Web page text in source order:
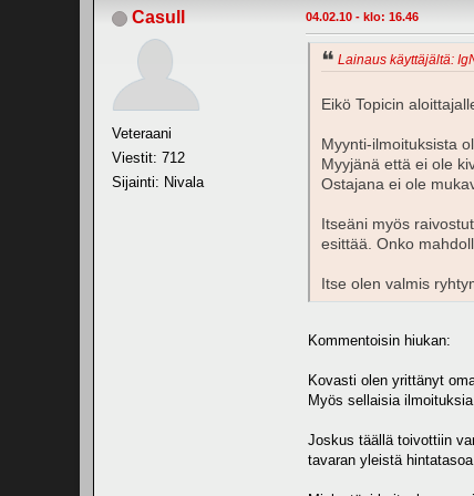
Casull
Veteraani
Viestit: 712
Sijainti: Nivala
04.02.10 - klo: 16.46
Lainaus käyttäjältä:
Eikö Topicin
Myynti-ilmoituksista
Myyjänä että ei ole
Ostajana ei ole
Itseäni myös
esittää. Onko
Itse olen valmis
Kommentoisin hiukan:
Kovasti olen yrittänyt
Myös sellaisia
Joskus täällä toivottiin
tavaran yleistä